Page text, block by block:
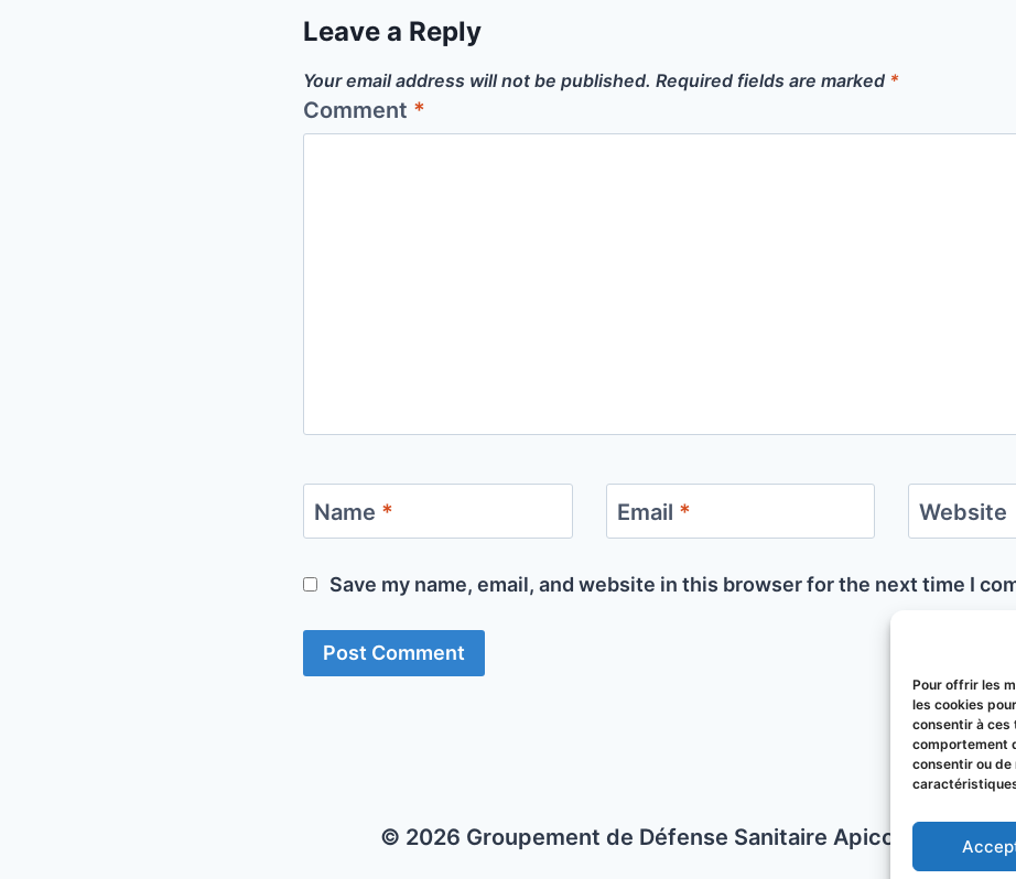
Pour offrir les
les cookies
consentir à ces
comportement
consentir ou
Leave a Reply
Your email address will not be published. Required fields are marked *
Comment *
Name * Email * Website
Save my name, email, and website in this browser for the next time I
© 2026 Groupement de Défense Sanitaire Apicole du Puy-